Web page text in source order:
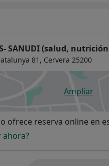
SANUDI (salud,
81, Cervera 25200
Ampliar
se abre
ofrece reserva online en
ahora?